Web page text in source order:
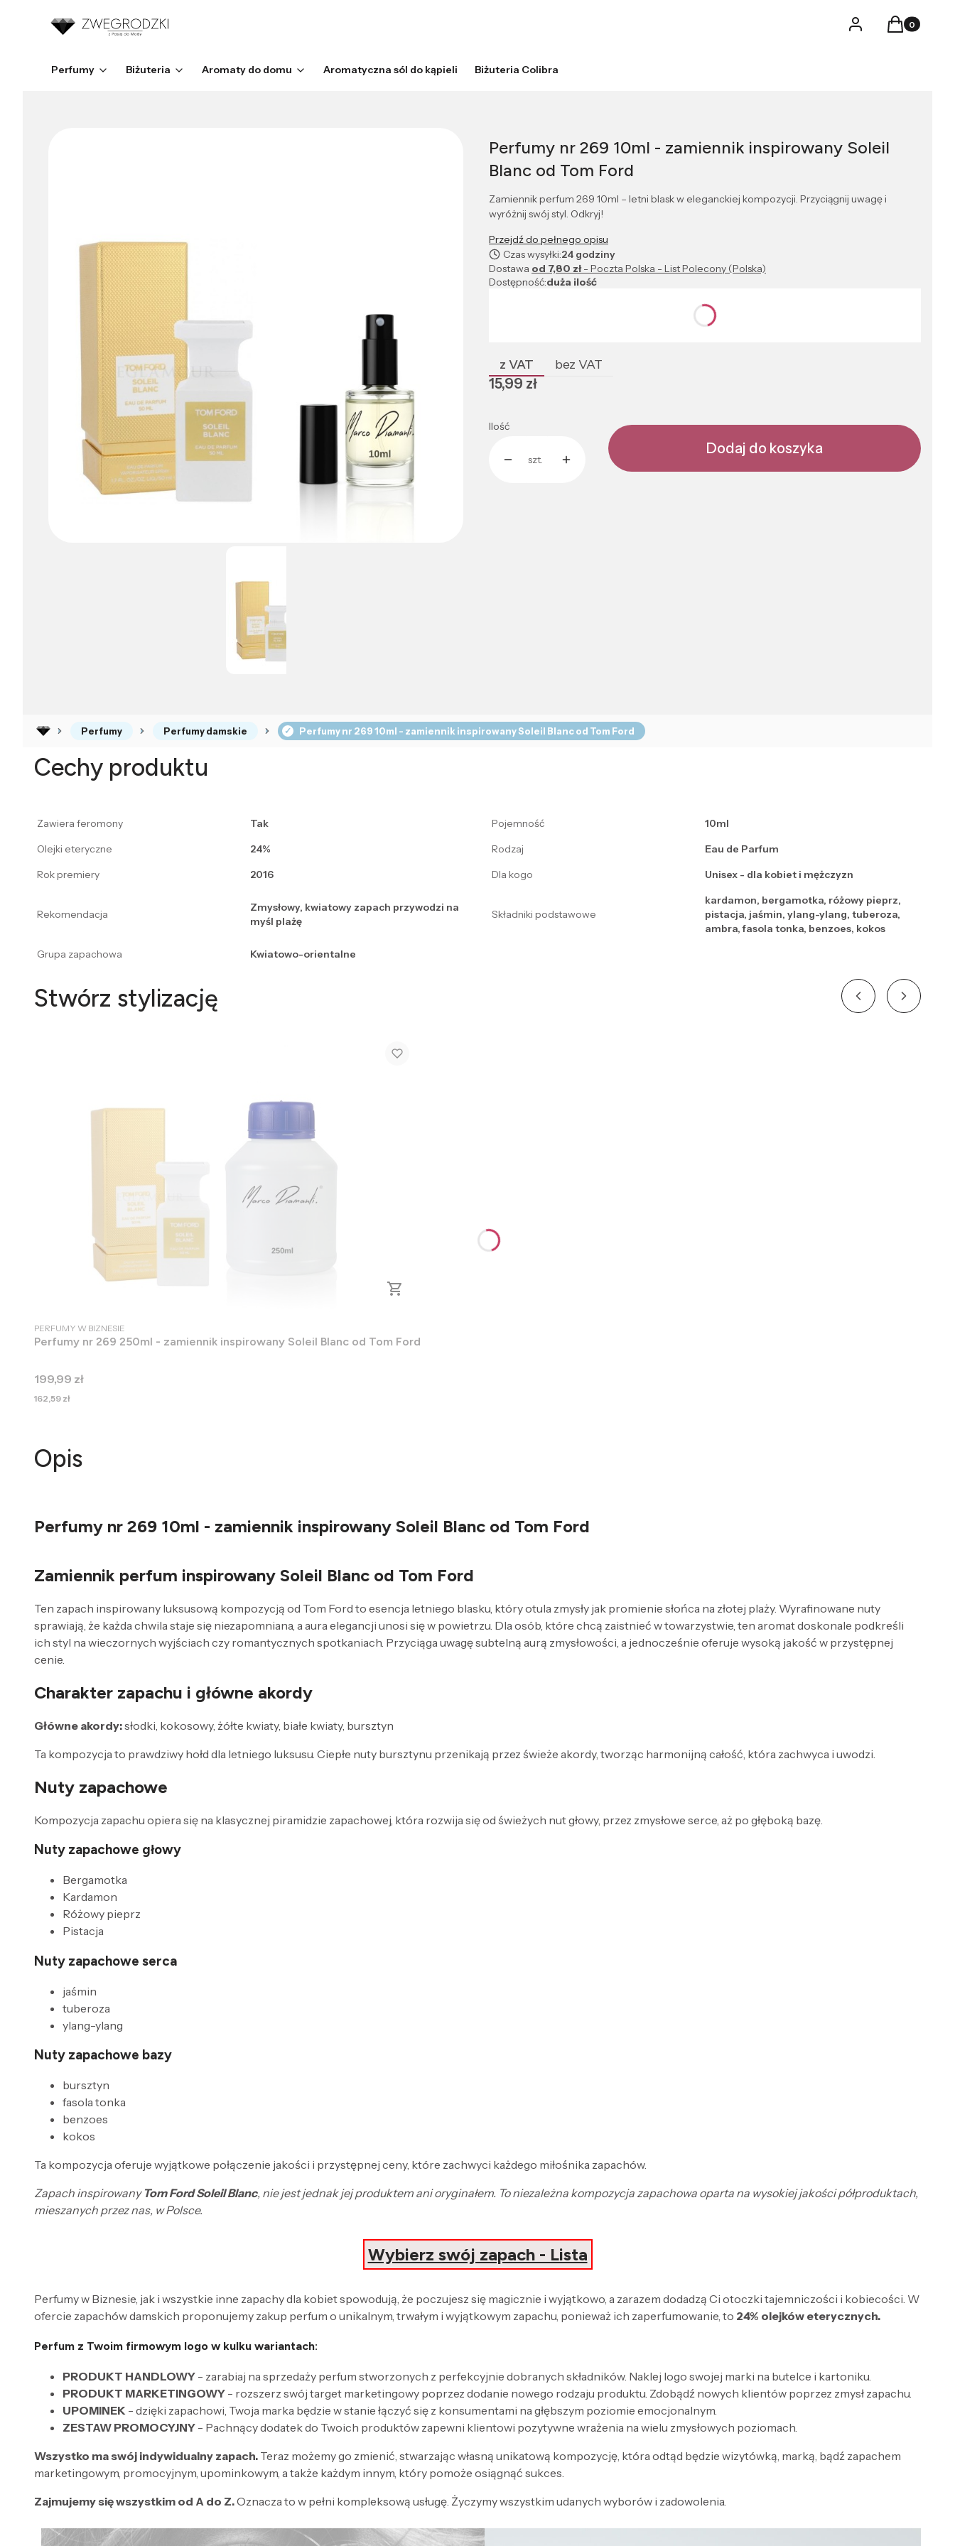
LogowanieProdukty w
Koszyk
Perfumy Biżuteria Aromaty do domu Aromatyczna sól do kąpieli Biżuteria Colibra
Perfumy nr 269 10ml - zamiennik inspirowany Soleil
Blanc od Tom Ford
Zamiennik perfum 269 10ml – letni blask w eleganckiej kompozycji. Przyciągnij uwagę i
wyróżnij swój styl. Odkryj!
Przejdź do pełnego opisu
Czas wysyłki:24 godziny
Dostawa od 7,80 zł- Poczta Polska - List Polecony (Polska)
Dostępność:duża ilość
z VAT bez VAT
Cena
15,99 zł
Ilość
szt.
Dodaj do koszyka
Perfumy Perfumy damskie Perfumy nr 269 10ml - zamiennik inspirowany Soleil Blanc od Tom Ford
Cechy produktu
Zawiera feromony Tak Pojemność
10ml
Olejki eteryczne
24% Rodzaj
Eau de Parfum
Rok premiery
2016 Dla kogo Unisex - dla kobiet i mężczyzn
Rekomendacja
Zmysłowy, kwiatowy zapach przywodzi na
myśl plażę
Składniki podstawowe
kardamon, bergamotka, różowy pieprz,
pistacja, jaśmin, ylang-ylang, tuberoza,
ambra, fasola tonka, benzoes, kokos
Grupa zapachowa
Kwiatowo-orientalne
Stwórz stylizację
PRODUCENT
PERFUMY W BIZNESIE
Perfumy nr 269 250ml - zamiennik inspirowany Soleil Blanc od Tom Ford
Cena
199,99 zł
Cena
162,59 zł
Opis
Perfumy nr 269 10ml - zamiennik inspirowany Soleil Blanc od Tom Ford
Zamiennik perfum inspirowany Soleil Blanc od Tom Ford
Ten zapach inspirowany luksusową kompozycją od Tom Ford to esencja letniego blasku, który otula zmysły jak promienie słońca na złotej plaży. Wyrafinowane nuty
sprawiają, że każda chwila staje się niezapomniana, a aura elegancji unosi się w powietrzu. Dla osób, które chcą zaistnieć w towarzystwie, ten aromat doskonale podkreśli
ich styl na wieczornych wyjściach czy romantycznych spotkaniach. Przyciąga uwagę subtelną aurą zmysłowości, a jednocześnie oferuje wysoką jakość w przystępnej
cenie.
Charakter zapachu i główne akordy
Główne akordy:słodki, kokosowy, żółte kwiaty, białe kwiaty, bursztyn
Ta kompozycja to prawdziwy hołd dla letniego luksusu. Ciepłe nuty bursztynu przenikają przez świeże akordy, tworząc harmonijną całość, która zachwyca i uwodzi.
Nuty zapachowe
Kompozycja zapachu opiera się na klasycznej piramidzie zapachowej, która rozwija się od świeżych nut głowy, przez zmysłowe serce, aż po głęboką bazę.
Nuty zapachowe głowy
Bergamotka
Kardamon
Różowy pieprz
Pistacja
Nuty zapachowe serca
jaśmin
tuberoza
ylang-ylang
Nuty zapachowe bazy
bursztyn
fasola tonka
benzoes
kokos
Ta kompozycja oferuje wyjątkowe połączenie jakości i przystępnej ceny, które zachwyci każdego miłośnika zapachów.
Zapach inspirowany Tom Ford Soleil Blanc, nie jest jednak jej produktem ani oryginałem. To niezależna kompozycja zapachowa oparta na wysokiej jakości półproduktach,
mieszanych przez nas, w Polsce.
Wybierz swój zapach - Lista
Perfumy w Biznesie, jak i wszystkie inne zapachy dla kobiet spowodują, że poczujesz się magicznie i wyjątkowo, a zarazem dodadzą Ci otoczki tajemniczości i kobiecości. W
ofercie zapachów damskich proponujemy zakup perfum o unikalnym, trwałym i wyjątkowym zapachu, ponieważ ich zaperfumowanie, to 24% olejków eterycznych.
Perfum z Twoim firmowym logo w kulku wariantach:
PRODUKT HANDLOWY - zarabiaj na sprzedaży perfum stworzonych z perfekcyjnie dobranych składników. Naklej logo swojej marki na butelce i kartoniku.
PRODUKT MARKETINGOWY - rozszerz swój target marketingowy poprzez dodanie nowego rodzaju produktu. Zdobądź nowych klientów poprzez zmysł zapachu.
UPOMINEK - dzięki zapachowi, Twoja marka będzie w stanie łączyć się z konsumentami na głębszym poziomie emocjonalnym.
ZESTAW PROMOCYJNY - Pachnący dodatek do Twoich produktów zapewni klientowi pozytywne wrażenia na wielu zmysłowych poziomach.
Wszystko ma swój indywidualny zapach. Teraz możemy go zmienić, stwarzając własną unikatową kompozycję, która odtąd będzie wizytówką, marką, bądź zapachem
marketingowym, promocyjnym, upominkowym, a także każdym innym, który pomoże osiągnąć sukces.
Zajmujemy się wszystkim od A do Z.Oznacza to w pełni kompleksową usługę. Życzymy wszystkim udanych wyborów i zadowolenia.